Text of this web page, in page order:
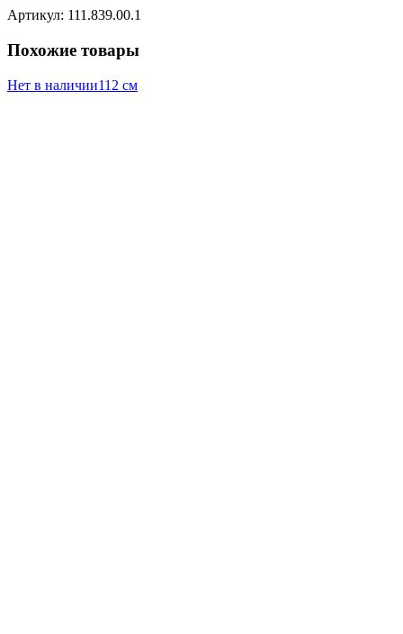
Артикул: 111.839.00.1
Похожие товары
Нет в наличии112 см